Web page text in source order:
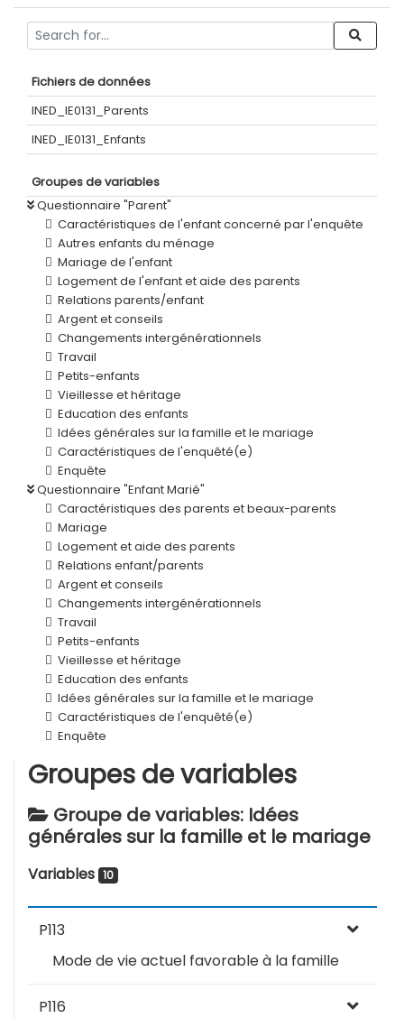
Fichiers de données
INED_IE0131_Parents
INED_IE0131_Enfants
Groupes de variables
Questionnaire "Parent"
Caractéristiques de l'enfant concerné par l'enquête
Autres enfants du ménage
Mariage de l'enfant
Logement de l'enfant et aide des parents
Relations parents/enfant
Argent et conseils
Changements intergénérationnels
Travail
Petits-enfants
Vieillesse et héritage
Education des enfants
Idées générales sur la famille et le mariage
Caractéristiques de l'enquêté(e)
Enquête
Questionnaire "Enfant Marié"
Caractéristiques des parents et beaux-parents
Mariage
Logement et aide des parents
Relations enfant/parents
Argent et conseils
Changements intergénérationnels
Travail
Petits-enfants
Vieillesse et héritage
Education des enfants
Idées générales sur la famille et le mariage
Caractéristiques de l'enquêté(e)
Enquête
Groupes de variables
Groupe de variables: Idées
générales sur la famille et le mariage
Variables 10
P113
Mode de vie actuel favorable à la famille
P116